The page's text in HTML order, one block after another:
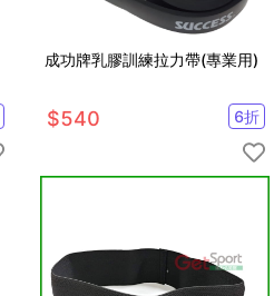
成功牌乳膠訓練拉力帶(專業用)
$540 6折